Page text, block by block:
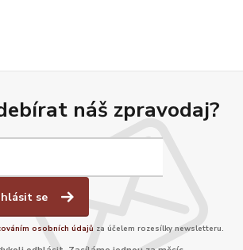
náš zpravodaj?
se
osobních údajů za účelem rozesílky newsletteru.